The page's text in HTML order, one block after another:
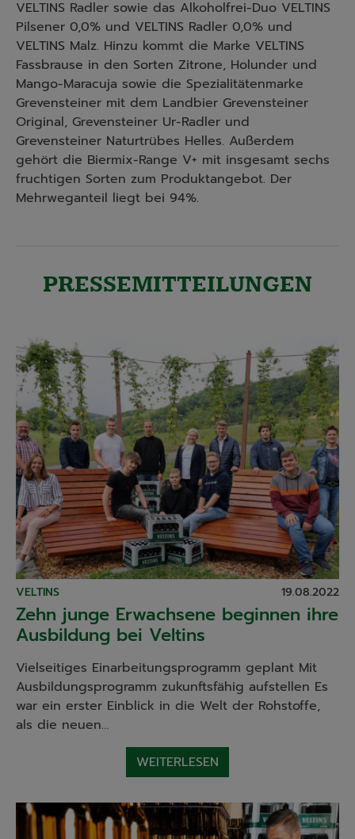
VELTINS Radler sowie das Alkoholfrei-Duo VELTINS
Pilsener 0,0% und VELTINS Radler 0,0% und
VELTINS Malz. Hinzu kommt die Marke VELTINS
Fassbrause in den Sorten Zitrone, Holunder und
Mango-Maracuja sowie die Spezialitätenmarke
Grevensteiner mit dem Landbier Grevensteiner
Original, Grevensteiner Ur-Radler und
Grevensteiner Naturtrübes Helles. Außerdem
gehört die Biermix-Range V+ mit insgesamt sechs
fruchtigen Sorten zum Produktangebot. Der
Mehrweganteil liegt bei 94%.
PRESSEMITTEILUNGEN
VELTINS 19.08.2022
Zehn junge Erwachsene beginnen ihre
Ausbildung bei Veltins
Vielseitiges Einarbeitungsprogramm geplant Mit
Ausbildungsprogramm zukunftsfähig aufstellen Es
war ein erster Einblick in die Welt der Rohstoffe,
als die neuen…
WEITERLESEN